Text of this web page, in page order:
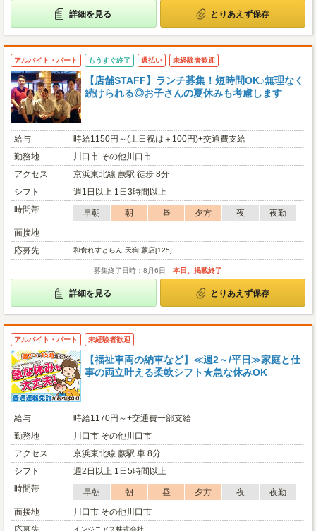
詳細を見る とりあえず保存
アルバイト・パート もうすぐ終了 週払い 未経験者歓迎
【店舗STAFF】ランチ募集！短時間OK♪無理なく
続けられる◎お子さんの夏休みも考慮します
給与
時給1150円～(土日祝は＋100円)+交通費支給
勤務地
川口市 その他川口市
アクセス
京浜東北線 蕨駅 徒歩 8分
シフト
週1日以上 1日3時間以上
時間帯
早朝 朝 昼 夕方 夜
夜勤
面接地
応募先
和食れすとらん 天狗 蕨店[125]
募集終了日時：8月6日 本日、掲載終了
詳細を見る とりあえず保存
アルバイト・パート 未経験者歓迎
【福祉車両の納車など】≪週2～/平日≫家庭と仕
事の両立叶える柔軟シフト★急な休みOK
給与
時給1170円～+交通費一部支給
勤務地
川口市 その他川口市
アクセス
京浜東北線 蕨駅 車 8分
シフト
週2日以上 1日5時間以上
時間帯
早朝 朝 昼 夕方 夜
夜勤
面接地
川口市 その他川口市
インジニアス株式会社